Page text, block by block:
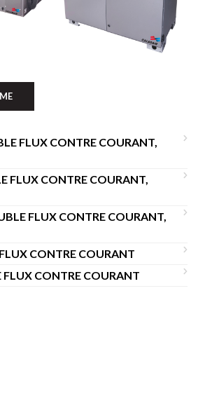
FLUX CONTRE COURANT,
FLUX CONTRE COURANT,
FLUX CONTRE COURANT,
CONTRE COURANT
FLUX CONTRE COURANT